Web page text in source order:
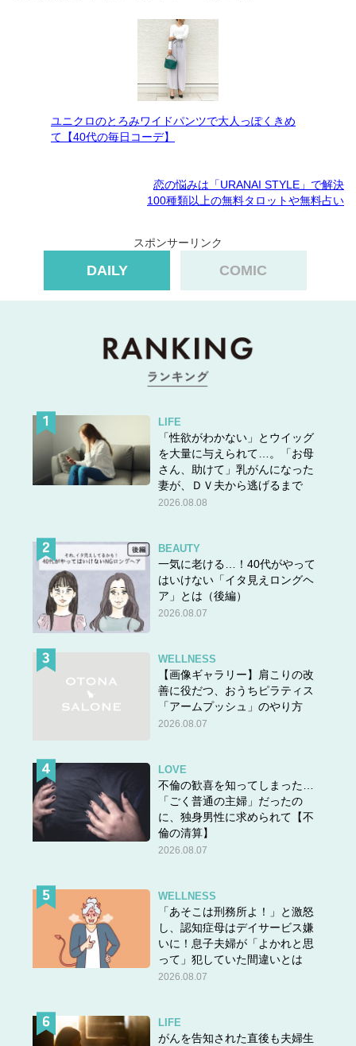
ユニクロのとろみワイドパンツで大人っぽくきめ
て【40代の毎日コーデ】
恋の悩みは「URANAI STYLE」で解決
100種類以上の無料タロットや無料占い
スポンサーリンク
DAILY COMIC
LIFE
「性欲がわかない」とウイッグ
を大量に与えられて…。「お母
さん、助けて」乳がんになった
妻が、ＤＶ夫から逃げるまで
2026.08.08
BEAUTY
一気に老ける…！40代がやって
はいけない「イタ見えロングヘ
ア」とは（後編）
2026.08.07
WELLNESS
【画像ギャラリー】肩こりの改
善に役だつ、おうちピラティス
「アームプッシュ」のやり方
2026.08.07
LOVE
不倫の歓喜を知ってしまった…
「ごく普通の主婦」だったの
に、独身男性に求められて【不
倫の清算】
2026.08.07
WELLNESS
「あそこは刑務所よ！」と激怒
し、認知症母はデイサービス嫌
いに！息子夫婦が「よかれと思
って」犯していた間違いとは
2026.08.07
LIFE
がんを告知された直後も夫婦生